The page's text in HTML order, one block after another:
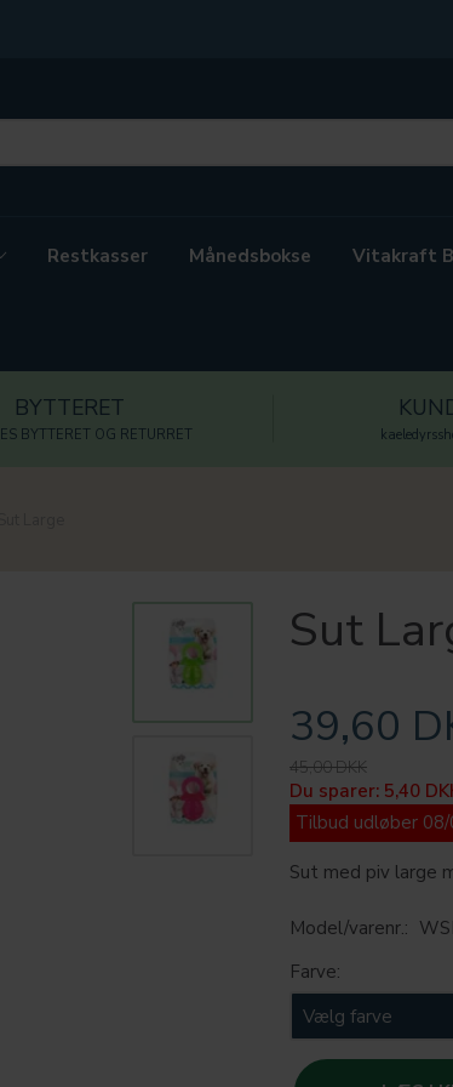
Restkasser Månedsbokse Vitakraft
BYTTERET
BYTTERET OG RETURRET
Sut
39,60
45,00 DKK
Du sparer: 5,40
Tilbud udløber
Sut med piv large
Model/varenr.:
Farve: